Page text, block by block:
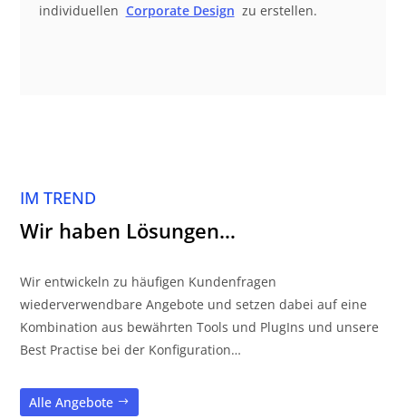
individuellen Corporate Design zu erstellen.
IM TREND
Wir haben Lösungen…
Wir entwickeln zu häufigen Kundenfragen
wiederverwendbare Angebote und setzen dabei auf eine
Kombination aus bewährten Tools und PlugIns und unsere
Best Practise bei der Konfiguration…
Alle Angebote